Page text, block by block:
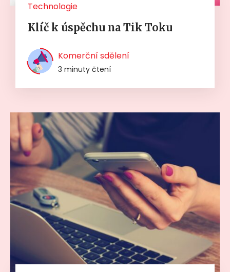
Technologie
Klíč k úspěchu na Tik Toku
Komerční sdělení
3 minuty čtení